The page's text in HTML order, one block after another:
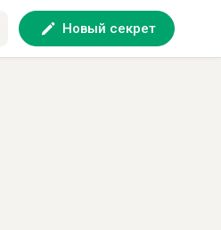
Новый секрет